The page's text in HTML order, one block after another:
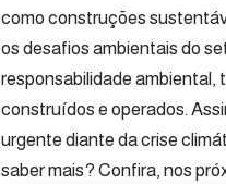
como construções
os desafios ambientais do
responsabilidade ambiental,
construídos e operados.
urgente diante da crise
saber mais? Confira, nos